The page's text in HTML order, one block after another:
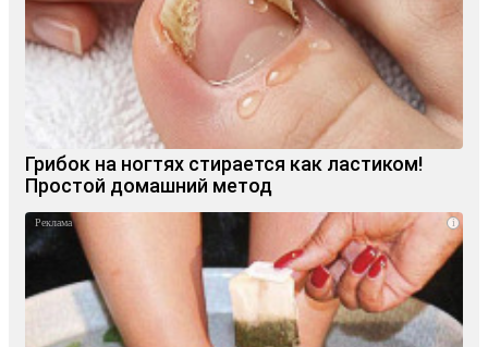
Грибок на ногтях стирается как ластиком!
Простой домашний метод
i